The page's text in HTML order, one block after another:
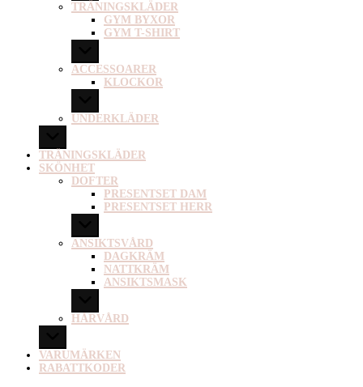
TRÄNINGSKLÄDER
GYM BYXOR
GYM T-SHIRT
ACCESSOARER
KLOCKOR
UNDERKLÄDER
TRÄNINGSKLÄDER
SKÖNHET
DOFTER
PRESENTSET DAM
PRESENTSET HERR
ANSIKTSVÅRD
DAGKRÄM
NATTKRÄM
ANSIKTSMASK
HÅRVÅRD
VARUMÄRKEN
RABATTKODER